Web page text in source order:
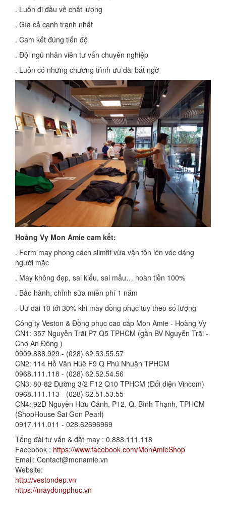
. Luôn đi đầu về chất lượng
. Gía cả cạnh trạnh nhất
. Cam kết đúng tiến độ
. Đội ngũ nhân viên tư vấn chuyên nghiệp
. Luôn có những chương trình ưu đãi bất ngờ
Hoàng Vy Mon Amie cam kết:
. Form may phong cách slimfit vừa vặn tôn lên vóc dáng
người mặc
. May không đẹp, sai kiểu, sai mẫu… hoàn tiền 100%
. Bảo hành, chỉnh sữa miễn phí 1 năm
. Uư đãi 10 tới 30% khi may đồng phục tùy theo số lượng
Công ty Veston & Đồng phục cao cấp Mon Amie - Hoàng Vy
CN1: 357 Nguyễn Trãi P7 Q5 TPHCM (gần BV Nguyễn Trãi -
Chợ An Đông )
0909.888.929 - (028) 62.53.55.57
CN2: 114 Hồ Văn Huê F9 Q Phú Nhuận TPHCM
0968.111.118 - (028) 62.52.54.56
CN3: 80-82 Đường 3/2 F12 Q10 TPHCM (Đối diện Vincom)
0968.111.113 - (028) 62.51.53.55
CN4: 92D Nguyễn Hữu Cảnh, P12, Q. Bình Thạnh, TPHCM
(ShopHouse Sai Gon Pearl)
0917.111.011 - 028.62696969
Tổng đài tư vấn & đặt may : 0.888.111.118
Facebook : https://www.facebook.com/MonAmieShop
Email: Contact@monamie.vn
Website:
http://vestondep.vn
https://maydongphuc.vn